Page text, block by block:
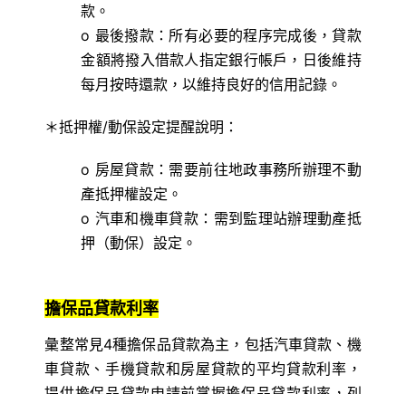
款。
o 最後撥款：所有必要的程序完成後，貸款
金額將撥入借款人指定銀行帳戶，日後維持
每月按時還款，以維持良好的信用記錄。
＊抵押權/動保設定提醒說明：
o 房屋貸款：需要前往地政事務所辦理不動
產抵押權設定。
o 汽車和機車貸款：需到監理站辦理動產抵
押（動保）設定。
擔保品貸款利率
彙整常見4種擔保品貸款為主，包括汽車貸款、機
車貸款、手機貸款和房屋貸款的平均貸款利率，